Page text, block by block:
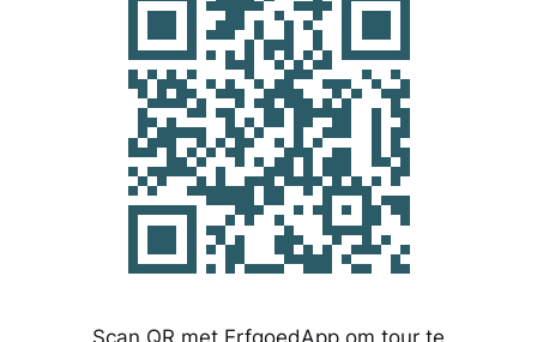
Scan QR met ErfgoedApp om tour te